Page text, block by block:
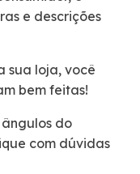
e descrições
sua loja, você
bem feitas!
do
com dúvidas